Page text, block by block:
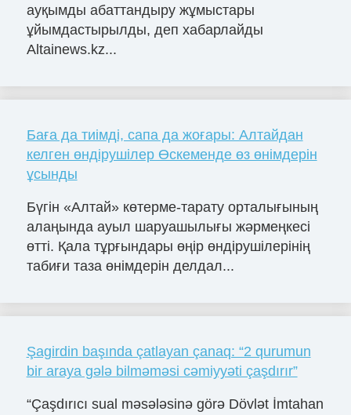
ауқымды абаттандыру жұмыстары
ұйымдастырылды, деп хабарлайды
Altainews.kz...
Баға да тиімді, сапа да жоғары: Алтайдан
келген өндірушілер Өскеменде өз өнімдерін
ұсынды
Бүгін «Алтай» көтерме-тарату орталығының
алаңында ауыл шаруашылығы жәрмеңкесі
өтті. Қала тұрғындары өңір өндірушілерінің
табиғи таза өнімдерін делдал...
Şagirdin başında çatlayan çanaq: “2 qurumun
bir araya gələ bilməməsi cəmiyyəti çaşdırır”
“Çaşdırıcı sual məsələsinə görə Dövlət İmtahan